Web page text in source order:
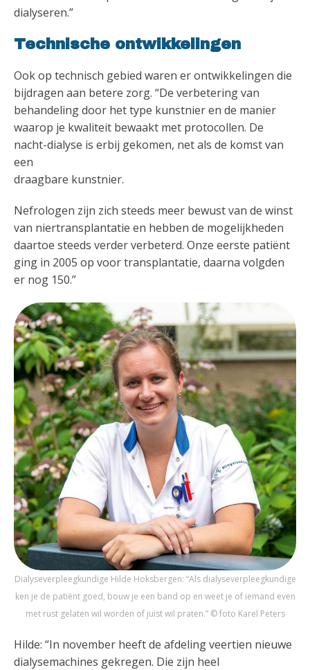
dialyseren.”
Technische ontwikkelingen
Ook op technisch gebied waren er ontwikkelingen die
bijdragen aan betere zorg. “De verbetering van
behandeling door het type kunstnier en de manier
waarop je kwaliteit bewaakt met protocollen. De
nacht-dialyse is erbij gekomen, net als de komst van
een
draagbare kunstnier.
Nefrologen zijn zich steeds meer bewust van de winst
van niertransplantatie en hebben de mogelijkheden
daartoe steeds verder verbeterd. Onze eerste patiënt
ging in 2005 op voor transplantatie, daarna volgden
er nog 150.”
Dialyseverpleegkundige Hilde Hoksbergen: “Als dialyseverpleegkundige
ken je de patiënt goed, bouw je een band op en weet je of iemand even
met rust gelaten wil worden of juist wil praten.” © foto Karel Peters
Hilde: “In november heeft de afdeling veertien nieuwe
dialysemachines gekregen. Die zijn heel